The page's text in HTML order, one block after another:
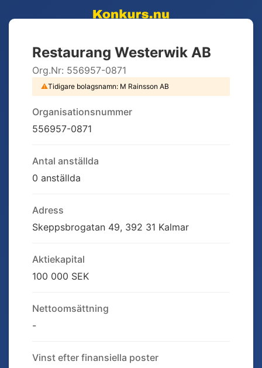
Restaurang Westerwik AB
Org.Nr: 556957-0871
⚠Tidigare bolagsnamn: M Rainsson AB
Organisationsnummer
556957-0871
Antal anställda
0 anställda
Adress
Skeppsbrogatan 49, 392 31 Kalmar
Aktiekapital
100 000 SEK
Nettoomsättning
-
Vinst efter finansiella poster